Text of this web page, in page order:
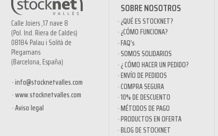
Calle Joiers ,17 nave 8
(Pol. Ind. Riera de Caldes)
08184 Palau i Solità de
Plegamans
(Barcelona, España)
info@stocknetvalles.com
www.stocknetvalles.com
Aviso legal
SOBRE NOSOTROS
¿QUÉ ES STOCKNET?
¿CÓMO FUNCIONA?
FAQ’s
SOMOS SOLIDARIOS
¿ CÓMO HACER UN PEDIDO?
ENVÍO DE PEDIDOS
COMPRA SEGURA
10% DE DESCUENTO
MÉTODOS DE PAGO
PRODUCTOS EN OFERTA
BLOG DE STOCKNET